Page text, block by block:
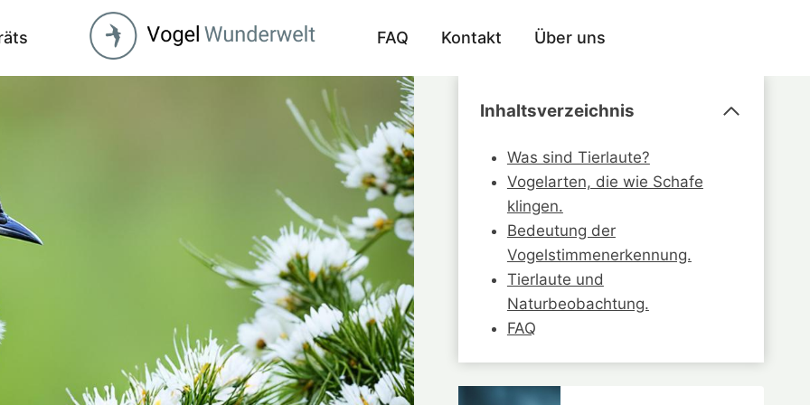
FAQ Kontakt Über uns
Inhaltsverzeichnis
Was sind Tierlaute?
Vogelarten, die wie Schafe
klingen.
Bedeutung der
Vogelstimmenerkennung.
Tierlaute und
Naturbeobachtung.
FAQ